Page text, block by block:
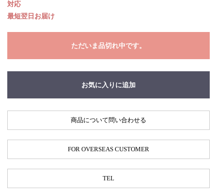
対応
最短翌日お届け
ただいま品切れ中です。
お気に入りに追加
商品について問い合わせる
FOR OVERSEAS CUSTOMER
TEL